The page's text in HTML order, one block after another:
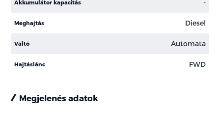
Akkumulátor kapacitás -
Meghajtás Diesel
Váltó Automata
Hajtáslánc FWD
Megjelenés adatok